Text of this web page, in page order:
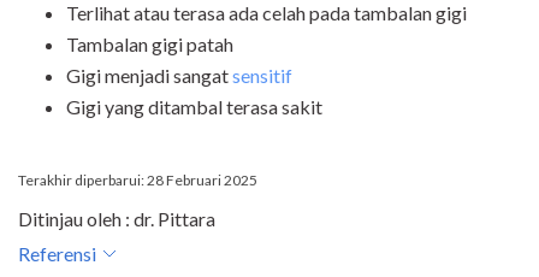
Terlihat atau terasa ada celah pada tambalan gigi
Tambalan gigi patah
Gigi menjadi sangatsensitif
Gigi yang ditambal terasa sakit
Terakhir diperbarui: 28 Februari 2025